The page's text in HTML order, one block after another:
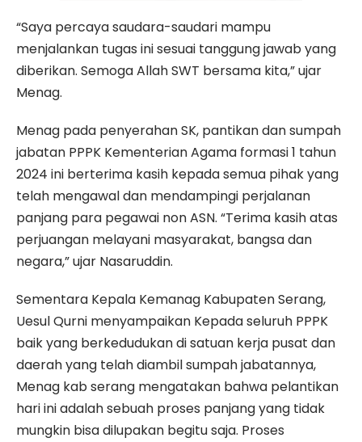
“Saya percaya saudara-saudari mampu
menjalankan tugas ini sesuai tanggung jawab yang
diberikan. Semoga Allah SWT bersama kita,” ujar
Menag.
Menag pada penyerahan SK, pantikan dan sumpah
jabatan PPPK Kementerian Agama formasi 1 tahun
2024 ini berterima kasih kepada semua pihak yang
telah mengawal dan mendampingi perjalanan
panjang para pegawai non ASN. “Terima kasih atas
perjuangan melayani masyarakat, bangsa dan
negara,” ujar Nasaruddin.
Sementara Kepala Kemanag Kabupaten Serang,
Uesul Qurni menyampaikan Kepada seluruh PPPK
baik yang berkedudukan di satuan kerja pusat dan
daerah yang telah diambil sumpah jabatannya,
Menag kab serang mengatakan bahwa pelantikan
hari ini adalah sebuah proses panjang yang tidak
mungkin bisa dilupakan begitu saja. Proses